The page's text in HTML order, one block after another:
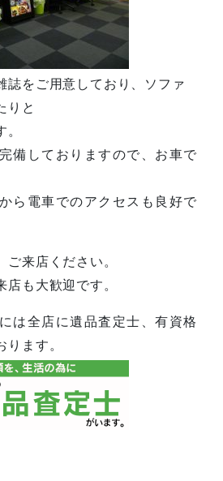
誌をご用意しており、ソファ
りと
備しておりますので、お車で
ら電車でのアクセスも良好で
来店ください。
も大歓迎です。
は全店に遺品査定士、有資格
ます。